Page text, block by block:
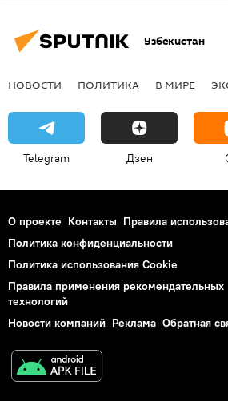
Узбекистан
НОВОСТИ ПОЛИТИКА В МИРЕ
Telegram Дзен
О проекте Контакты Правила
Политика конфиденциальности
Политика использования Cookie
Правила применения рекомендательных
технологий
Новости компаний Реклама Обратная